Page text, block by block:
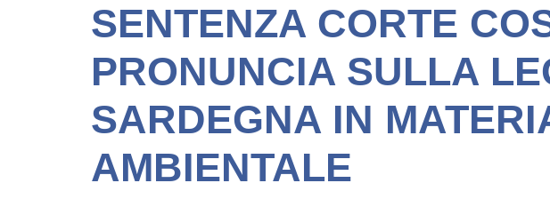
SENTENZA CORTE
PRONUNCIA SULLA
SARDEGNA IN
AMBIENTALE